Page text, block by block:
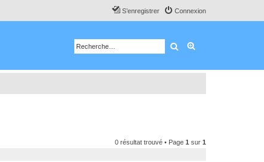
Connexion
S’enregistrer
Rechercher
0 résultat trouvé • Page 1 sur 1